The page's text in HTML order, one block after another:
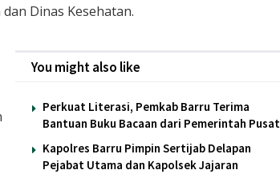
Dinas Kesehatan.
You might also like
Perkuat Literasi, Pemkab Barru Terima
Bantuan Buku Bacaan dari Pemerintah Pusat
Kapolres Barru Pimpin Sertijab Delapan
Pejabat Utama dan Kapolsek Jajaran